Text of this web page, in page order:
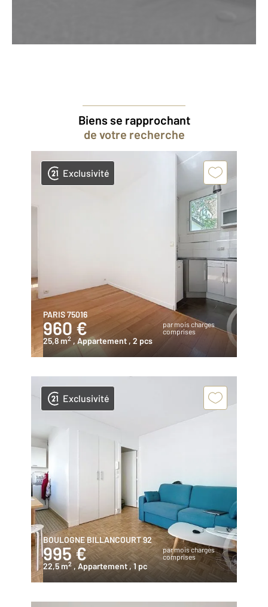
Biens se rapprochant
de votre recherche
Exclusivité
PARIS 75016
960 €
par mois charges
comprises
25,8 m2 , Appartement , 2 pcs
Exclusivité
BOULOGNE BILLANCOURT 92
995 €
par mois charges
comprises
22,5 m2 , Appartement , 1 pc